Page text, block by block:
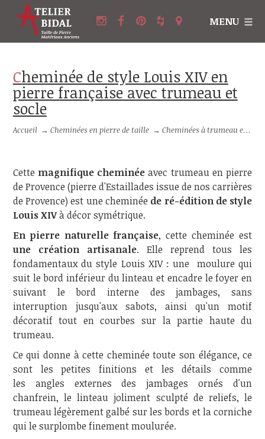
MENU
Cheminée de style Louis XIV en
pierre française avec trumeau et
socle
Accueil → Cheminées en pierre de taille →Cheminées à trumeau en pierre
Cette magnifique cheminée avec trumeau en pierre
de Provence (pierre d'Estaillades issue de nos carrières
de Provence) est une cheminée de ré-édition de style
Louis XIVà décor symétrique.
En pierre naturelle française, cette cheminée est
une création artisanale. Elle reprend tous les
fondamentaux du style Louis XIV : une moulure qui
suit le bord inférieur du linteau et encadre le foyer en
suivant le bord interne des jambages, sans
interruption jusqu'aux sabots, ainsi qu'un motif
décoratif tout en courbes sur la partie haute du
trumeau.
Ce qui donne à cette cheminée toute son élégance, ce
sont les petites finitions et les détails comme
les angles externes des jambages ornés d'un
chanfrein, le linteau joliment sculpté de reliefs, le
trumeau légèrement galbé sur les bords et la corniche
qui le surplombe finement moulurée.